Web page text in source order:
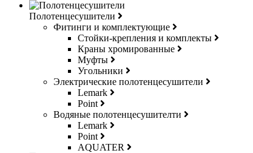
Полотенцесушители
Фитинги и комплектующие
Стойки-крепления и комплекты
Краны хромированные
Муфты
Угольники
Электрические полотенцесушители
Lemark
Point
Водяные полотенцесушителти
Lemark
Point
AQUATER